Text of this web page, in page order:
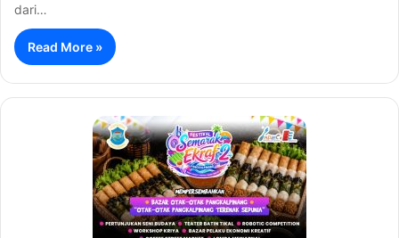
dari…
Read More »